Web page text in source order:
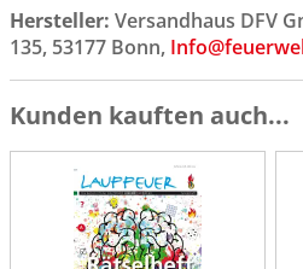
Hersteller: Versandhaus DFV
135, 53177 Bonn,
Kunden kauften auch...